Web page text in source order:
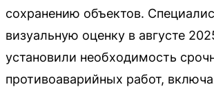
сохранению объектов.
визуальную оценку в августе
установили необходимость
противоаварийных работ,